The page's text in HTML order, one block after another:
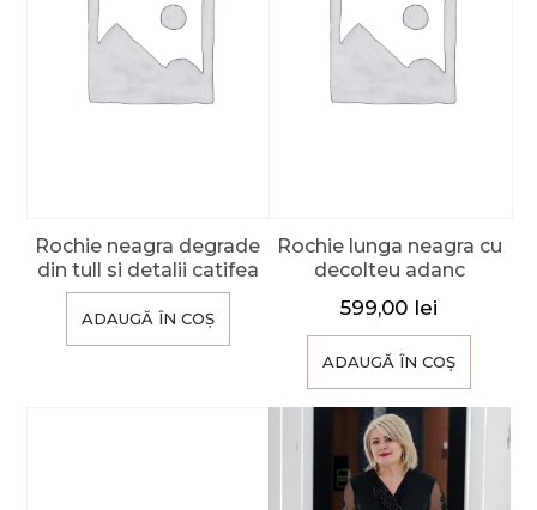
Rochie neagra degrade
din tull si detalii catifea
ADAUGĂ ÎN COȘ
Rochie lunga neagra cu
decolteu adanc
599,00 lei
ADAUGĂ ÎN COȘ